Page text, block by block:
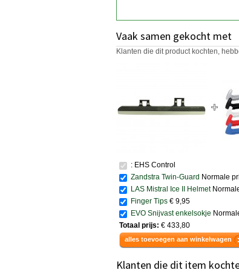
Vaak samen gekocht met
Klanten die dit product kochten,
: EHS Control
Zandstra Twin-Guard Normale
LAS Mistral Ice II Helmet
Finger Tips € 9,95
EVO Snijvast enkelsokje
Totaal prijs: € 433,80
alles toevoegen aan winkelwagen
Klanten die dit item